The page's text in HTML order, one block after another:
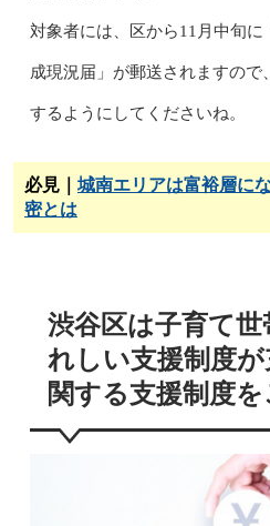
対象者には、区から11月中旬
成現況届」が郵送されますの
するようにしてくださいね。
必見｜ 城南エリアは富裕層に
密とは
渋谷区は子育て世
れしい支援制度
関する支援制度